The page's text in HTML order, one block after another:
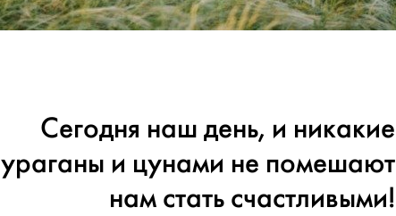
Сегодня наш день, и никакие
ураганы и цунами не помешают
нам стать счастливыми!